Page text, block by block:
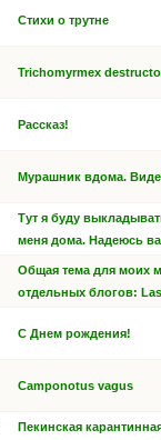
Стихи о трутне
Trichomyrmex
Рассказ!
Мурашник вдома.
Тут я буду
меня дома. Надеюсь
Общая тема для моих
отдельных блогов:
С Днем рождения!
Camponotus vagus
Пекинская